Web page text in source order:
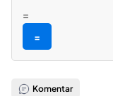
=
=
Komentar